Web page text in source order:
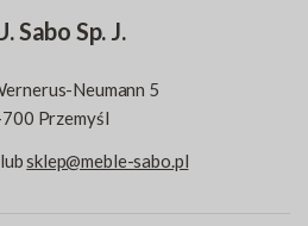
Sabo Sp. J.
Neumann 5
Przemyśl
lubsklep@meble-sabo.pl